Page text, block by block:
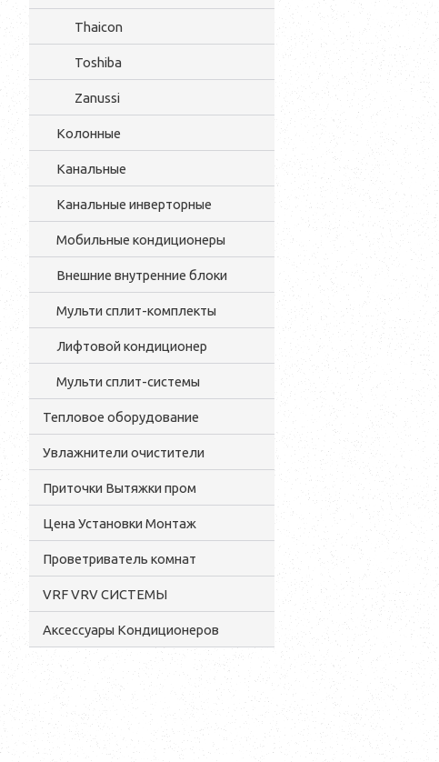
Thaicon
Toshiba
Zanussi
Колонные
Канальные
Канальные инверторные
Мобильные кондиционеры
Внешние внутренние блоки
Мульти cплит-комплекты
Лифтовой кондиционер
Мульти сплит-системы
Тепловое оборудование
Увлажнители очистители
Приточки Вытяжки пром
Цена Установки Монтаж
Проветриватель комнат
VRF VRV СИСТЕМЫ
Аксессуары Кондиционеров